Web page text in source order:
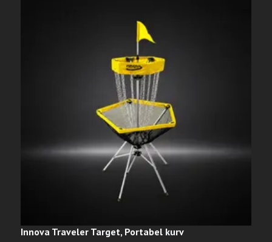
Innova Traveler Target, Portabel kurv